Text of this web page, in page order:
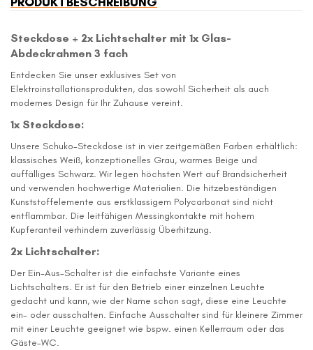
Steckdose + 2x Lichtschalter mit 1x Glas-
Abdeckrahmen 3 fach
Entdecken Sie unser exklusives Set von
Elektroinstallationsprodukten, das sowohl Sicherheit als auch
modernes Design für Ihr Zuhause vereint.
1x Steckdose:
Unsere Schuko-Steckdose ist in vier zeitgemäßen Farben erhältlich:
klassisches Weiß, konzeptionelles Grau, warmes Beige und
auffälliges Schwarz. Wir legen höchsten Wert auf Brandsicherheit
und verwenden hochwertige Materialien. Die hitzebeständigen
Kunststoffelemente aus erstklassigem Polycarbonat sind nicht
entflammbar. Die leitfähigen Messingkontakte mit hohem
Kupferanteil verhindern zuverlässig Überhitzung.
2x Lichtschalter:
Der Ein-Aus-Schalter ist die einfachste Variante eines
Lichtschalters. Er ist für den Betrieb einer einzelnen Leuchte
gedacht und kann, wie der Name schon sagt, diese eine Leuchte
ein- oder ausschalten. Einfache Ausschalter sind für kleinere Zimmer
mit einer Leuchte geeignet wie bspw. einen Kellerraum oder das
Gäste-WC.